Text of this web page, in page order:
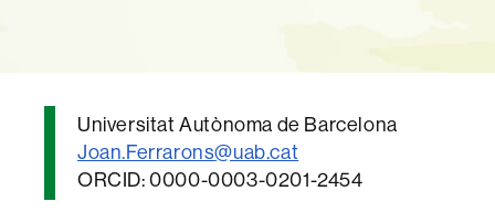
Universitat Autònoma de Barcelona
Joan.Ferrarons@uab.cat
ORCID: 0000-0003-0201-2454